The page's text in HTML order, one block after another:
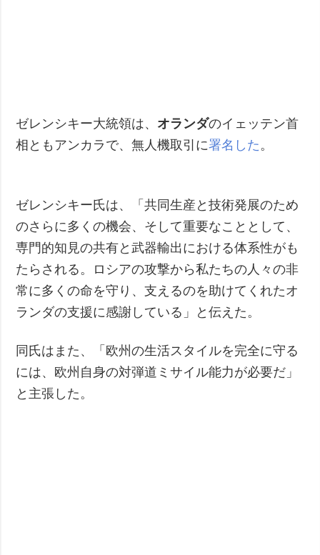
ゼレンシキー大統領は、 オランダのイェッテン首
相ともアンカラで、無人機取引に署名した。
ゼレンシキー氏は、「共同生産と技術発展のため
のさらに多くの機会、そして重要なこととして、
専門的知見の共有と武器輸出における体系性がも
たらされる。ロシアの攻撃から私たちの人々の非
常に多くの命を守り、支えるのを助けてくれたオ
ランダの支援に感謝している」と伝えた。
同氏はまた、「欧州の生活スタイルを完全に守る
には、欧州自身の対弾道ミサイル能力が必要だ」
と主張した。